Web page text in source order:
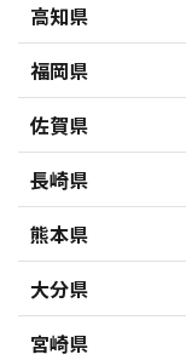
高知県
福岡県
佐賀県
長崎県
熊本県
大分県
宮崎県